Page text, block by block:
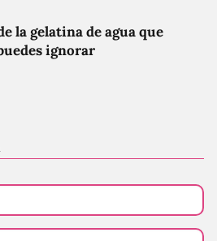
la gelatina de agua que
ignorar